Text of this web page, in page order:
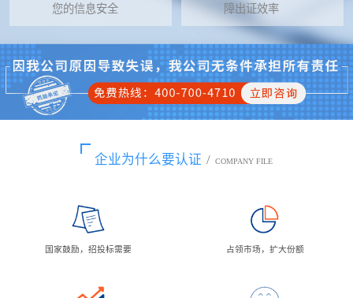
您的信息安全
障出证效率
企业为什么要认证 / COMPANY FILE
国家鼓励，招投标需要 占领市场，扩大份额